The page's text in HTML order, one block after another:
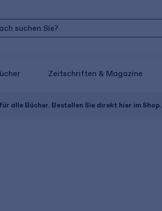
Zeitschriften & Magazine
alle Bücher. Bestellen Sie direkt hier im Shop.